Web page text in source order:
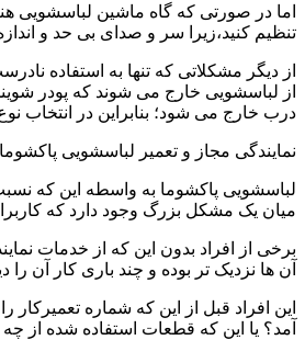
اما در صورتی که گاه ماشین لباسشویی
تنظیم کنید،زیرا سر و صدای بی حد و
از دیگر مشکلاتی که تنها به استفاده
از لباسشویی خارج می شوند که پودر
درب خارج می شود؛ بنابراین در انتخاب
نمایندگی مجاز و تعمیر لباسشویی پاکشوما
لباسشویی پاکشوما به واسطه این که
میان یک مشکل بزرگ وجود دارد که
برخی از افراد بدون این که از خدمات
آن ها نزدیک تر بوده و چند باری کار آن را
این افراد قبل از این که شماره
آمد؟ یا این که قطعات استفاده شده از